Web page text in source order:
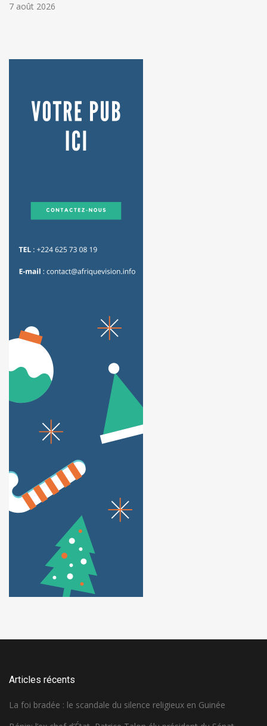
7 août 2026
Articles récents
La foi bradée : le scandale du silence religieux en Guinée